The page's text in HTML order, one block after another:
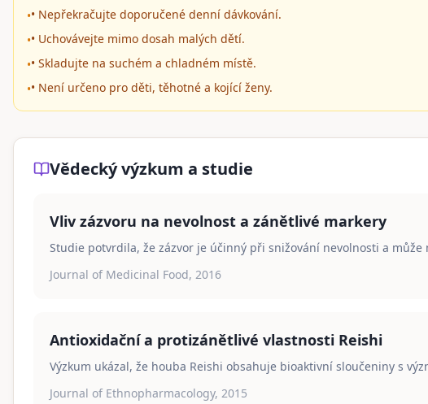
•• Nepřekračujte doporučené denní dávkování.
•• Uchovávejte mimo dosah malých dětí.
•• Skladujte na suchém a chladném místě.
•• Není určeno pro děti, těhotné a kojící ženy.
Vědecký výzkum a studie
Vliv zázvoru na nevolnost a zánětlivé markery
Studie potvrdila, že zázvor je účinný při snižování nevolnosti a
Journal of Medicinal Food, 2016
Antioxidační a protizánětlivé vlastnosti Reishi
Výzkum ukázal, že houba Reishi obsahuje bioaktivní sloučeniny s
Journal of Ethnopharmacology, 2015